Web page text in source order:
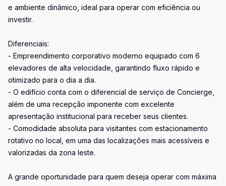
e ambiente dinâmico, ideal para operar com eficiência ou
investir.
Diferenciais:
- Empreendimento corporativo moderno equipado com 6
elevadores de alta velocidade, garantindo fluxo rápido e
otimizado para o dia a dia.
- O edifício conta com o diferencial de serviço de Concierge,
além de uma recepção imponente com excelente
apresentação institucional para receber seus clientes.
- Comodidade absoluta para visitantes com estacionamento
rotativo no local, em uma das localizações mais acessíveis e
valorizadas da zona leste.
A grande oportunidade para quem deseja operar com máxima